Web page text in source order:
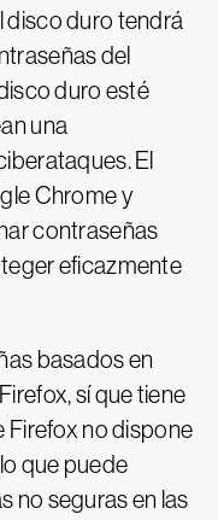
disco duro tendrá
del
duro esté
una
El
Chrome y
contraseñas
eficazmente
basados en
sí que tiene
Firefox no dispone
que puede
no seguras en las